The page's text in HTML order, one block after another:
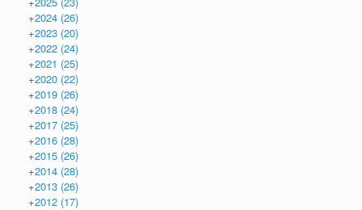
+2024 (26)
+2023 (20)
+2022 (24)
+2021 (25)
+2020 (22)
+2019 (26)
+2018 (24)
+2017 (25)
+2016 (28)
+2015 (26)
+2014 (28)
+2013 (26)
+2012 (17)